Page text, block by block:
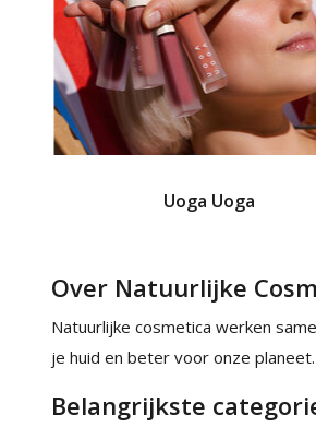
Uoga Uoga
Over Natuurlijke
Natuurlijke cosmetica werken
je huid en beter voor onze planeet.
Belangrijkste